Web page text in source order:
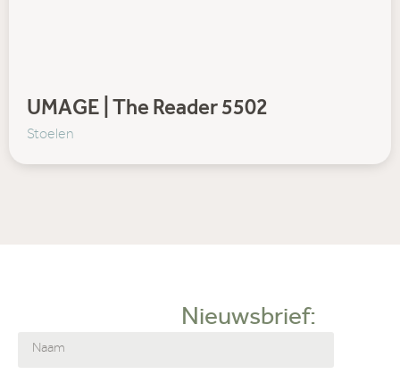
UMAGE | The Reader 5502
Stoelen
Nieuwsbrief: